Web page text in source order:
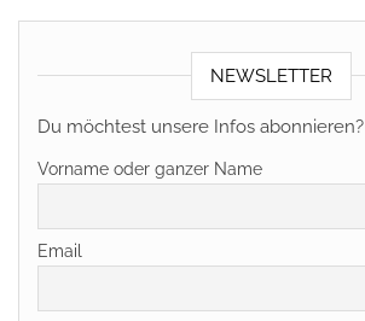
NEWSLETTER
Du möchtest unsere Infos abonnieren?
Vorname oder ganzer Name
Email